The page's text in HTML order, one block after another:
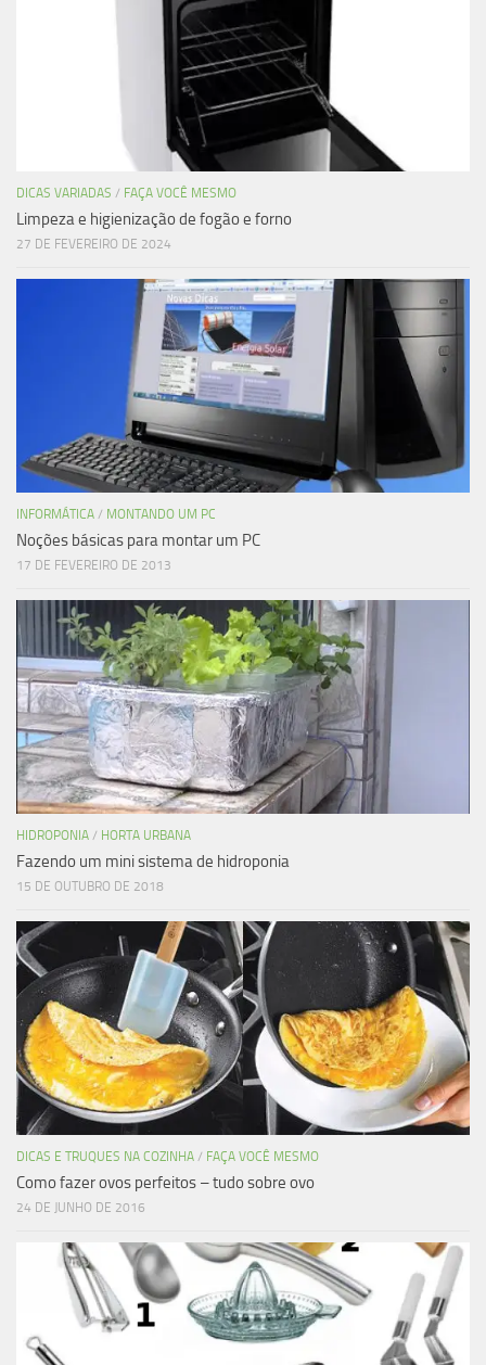
DICAS VARIADAS / FAÇA VOCÊ MESMO
Limpeza e higienização de fogão e forno
27 DE FEVEREIRO DE 2024
INFORMÁTICA / MONTANDO UM PC
Noções básicas para montar um PC
17 DE FEVEREIRO DE 2013
HIDROPONIA / HORTA URBANA
Fazendo um mini sistema de hidroponia
15 DE OUTUBRO DE 2018
DICAS E TRUQUES NA COZINHA / FAÇA VOCÊ MESMO
Como fazer ovos perfeitos – tudo sobre ovo
24 DE JUNHO DE 2016